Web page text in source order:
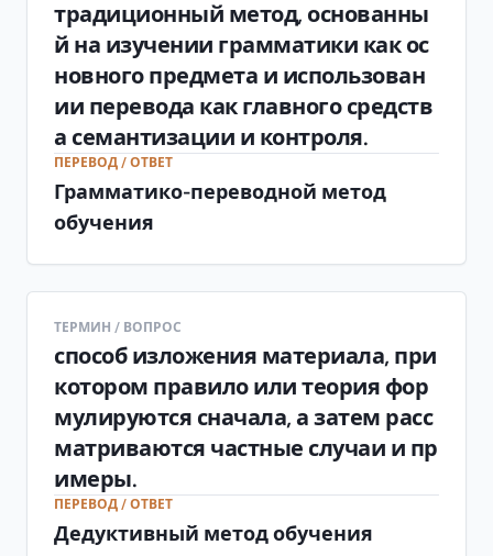
традиционный метод, основанны
й на изучении грамматики как ос
новного предмета и использован
ии перевода как главного средств
а семантизации и контроля.
ПЕРЕВОД / ОТВЕТ
Грамматико-переводной метод
обучения
ТЕРМИН / ВОПРОС
способ изложения материала, при
котором правило или теория фор
мулируются сначала, а затем расс
матриваются частные случаи и пр
имеры.
ПЕРЕВОД / ОТВЕТ
Дедуктивный метод обучения